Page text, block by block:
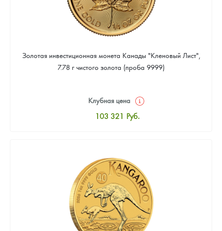
Золотая инвестиционная монета Канады "Кленовый Лист",
7.78 г чистого золота (проба 9999)
Клубная цена
103 321 Руб.
Цена выкупа
92 539 Руб.